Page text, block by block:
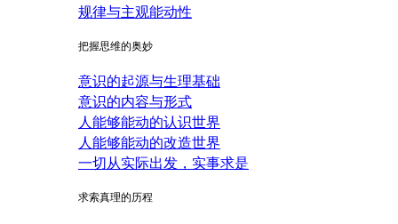
规律与主观能动性
把握思维的奥妙
意识的起源与生理基础
意识的内容与形式
人能够能动的认识世界
人能够能动的改造世界
一切从实际出发，实事求是
求索真理的历程